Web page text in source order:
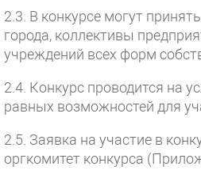
2.3. В конкурсе могут
города, коллективы
учреждений всех форм
2.4. Конкурс проводится на
равных возможностей для
2.5. Заявка на участие в
оргкомитет конкурса